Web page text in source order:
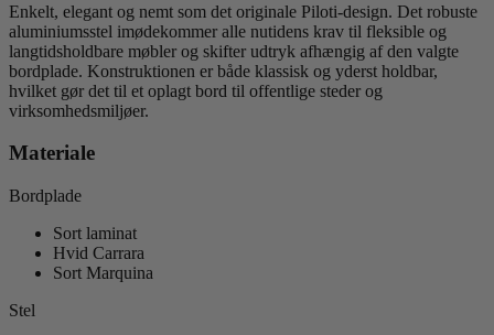
Enkelt, elegant og nemt som det originale Piloti-design. Det robuste
aluminiumsstel imødekommer alle nutidens krav til fleksible og
langtidsholdbare møbler og skifter udtryk afhængig af den valgte
bordplade. Konstruktionen er både klassisk og yderst holdbar,
hvilket gør det til et oplagt bord til offentlige steder og
virksomhedsmiljøer.
Materiale
Bordplade
Sort laminat
Hvid Carrara
Sort Marquina
Stel